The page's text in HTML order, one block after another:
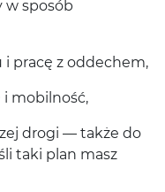
w sposób
i pracę z oddechem,
i mobilność,
drogi — także do
taki plan masz